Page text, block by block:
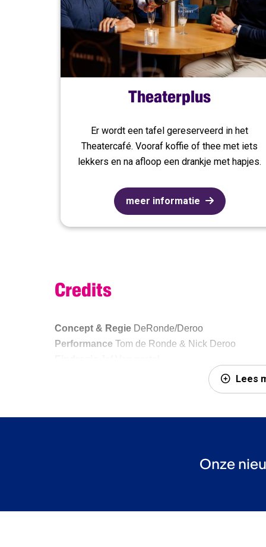
Theaterplus
Er wordt een tafel gereserveerd in het
Theatercafé. Vooraf koffie of thee met iets
lekkers en na afloop een drankje met hapjes.
meer informatie
Credits
Concept & Regie DeRonde/Deroo
Performance Tom de Ronde & Nick Deroo
CoproductieFeikes Huis
Lees
Onze